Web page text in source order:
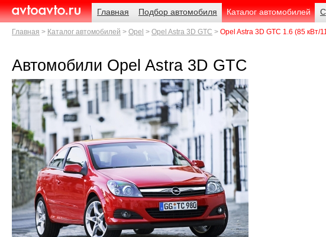
AvtoAvto.ru
Навигация
Главная
Подбор автомобиля Каталог автомобилей
Родительские
страницы
Главная Каталог автомобилей Opel Opel Astra 3D GTC Opel Astra 3D GTC 1.6 (85 кВт/
Автомобили Opel Astra 3D GTC
Примечания